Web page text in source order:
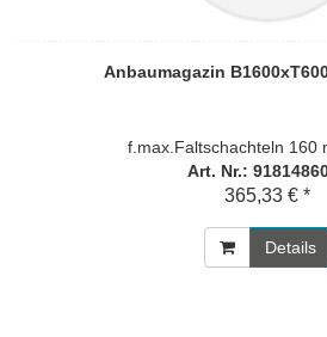
Anbaumagazin
f.max.Faltschachteln 160
Art. Nr.:
365,33 € *
Details